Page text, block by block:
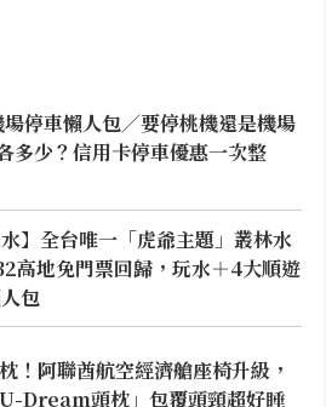
停車懶人包／要停桃機還是機場
多少？信用卡停車優惠一次整
水】全台唯一「虎爺主題」叢林水
高地免門票回歸，玩水＋4大順遊
包
！阿聯酋航空經濟艙座椅升級，
Dream頭枕」包覆頭頸超好睡